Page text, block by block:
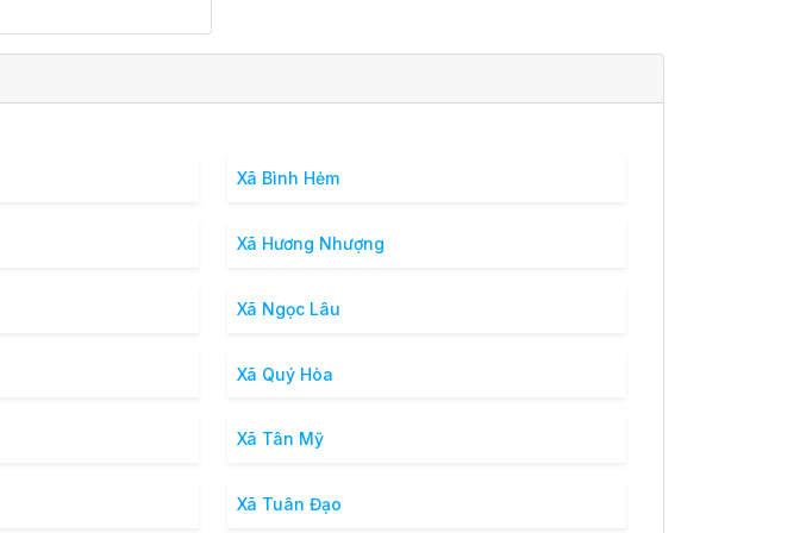
Xã Bình Hẻm
Xã Hương Nhượng
Xã Ngọc Lâu
Xã Quý Hòa
Xã Tân Mỹ
Xã Tuân Đạo